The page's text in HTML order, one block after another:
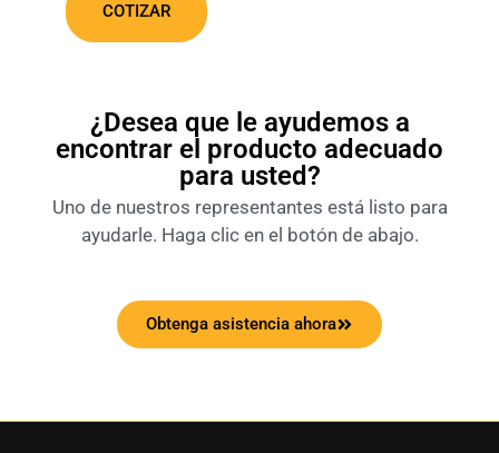
COTIZAR
¿Desea que le ayudemos a
encontrar el producto adecuado
para usted?
Uno de nuestros representantes está listo para
ayudarle. Haga clic en el botón de abajo.
Obtenga asistencia ahora